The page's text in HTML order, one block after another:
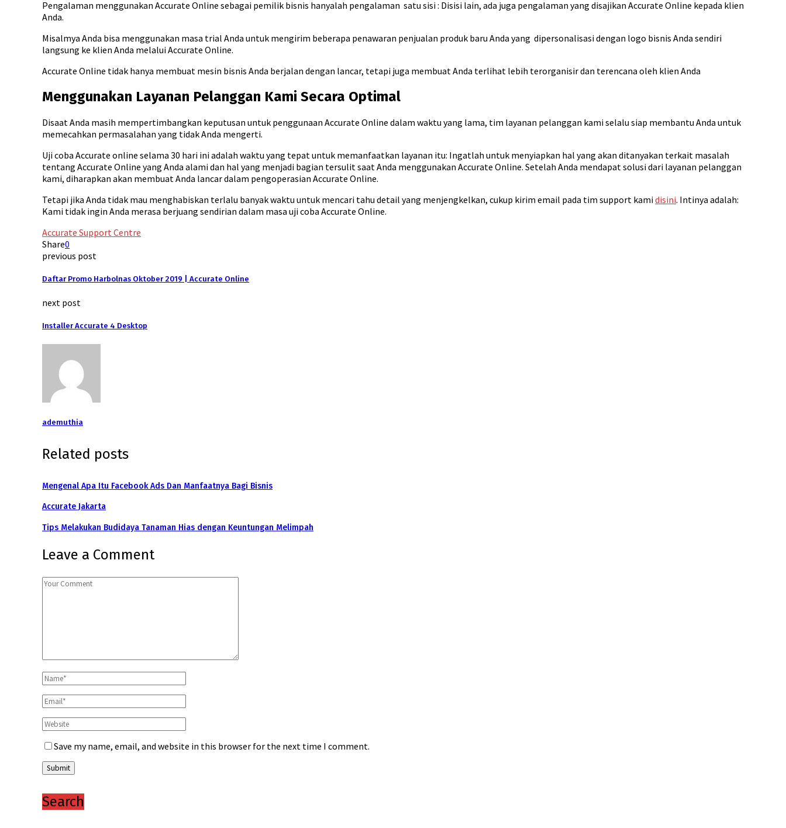
Pengalaman menggunakan Accurate Online sebagai pemilik bisnis hanyalah pengalaman satu sisi : Disisi lain, ada juga pengalaman yang disajikan Accurate Online kepada klien
Anda.
Misalmya Anda bisa menggunakan masa trial Anda untuk mengirim beberapa penawaran penjualan produk baru Anda yang dipersonalisasi dengan logo bisnis Anda sendiri
langsung ke klien Anda melalui Accurate Online.
Accurate Online tidak hanya membuat mesin bisnis Anda berjalan dengan lancar, tetapi juga membuat Anda terlihat lebih terorganisir dan terencana oleh klien Anda
Menggunakan Layanan Pelanggan Kami Secara Optimal
Disaat Anda masih mempertimbangkan keputusan untuk penggunaan Accurate Online dalam waktu yang lama, tim layanan pelanggan kami selalu siap membantu Anda untuk
memecahkan permasalahan yang tidak Anda mengerti.
Uji coba Accurate online selama 30 hari ini adalah waktu yang tepat untuk memanfaatkan layanan itu: Ingatlah untuk menyiapkan hal yang akan ditanyakan terkait masalah
tentang Accurate Online yang Anda alami dan hal yang menjadi bagian tersulit saat Anda menggunakan Accurate Online. Setelah Anda mendapat solusi dari layanan pelanggan
kami, diharapkan akan membuat Anda lancar dalam pengoperasian Accurate Online.
Tetapi jika Anda tidak mau menghabiskan terlalu banyak waktu untuk mencari tahu detail yang menjengkelkan, cukup kirim email pada tim support kamidisini. Intinya adalah:
Kami tidak ingin Anda merasa berjuang sendirian dalam masa uji coba Accurate Online.
Accurate Support Centre
Share0
previous post
Daftar Promo Harbolnas Oktober 2019 | Accurate Online
next post
Installer Accurate 4 Desktop
ademuthia
Related posts
Mengenal Apa Itu Facebook Ads Dan Manfaatnya Bagi Bisnis
Accurate Jakarta
Tips Melakukan Budidaya Tanaman Hias dengan Keuntungan Melimpah
Leave a Comment
Save my name, email, and website in this browser for the next time I comment.
Search